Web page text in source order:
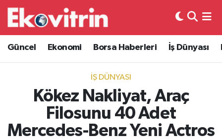
Güncel Ekonomi Borsa Haberleri İş Dünyası
İŞ DÜNYASI
Kökez Nakliyat, Araç
Filosunu 40 Adet
Mercedes-Benz Yeni Actros
Güncel
Ekonomi
Borsa Haberleri
İş Dünyası
Hava Durumu
Trafik Durumu
Süper Lig Puan Durumu ve Fikstür
Tüm Manşetler